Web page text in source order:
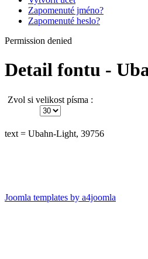
Zapomenuté jméno?
Zapomenuté heslo?
Permission denied
Detail fontu -
Zvol si velikost písma :
text = Ubahn-Light, 39756
Joomla templates by a4joomla